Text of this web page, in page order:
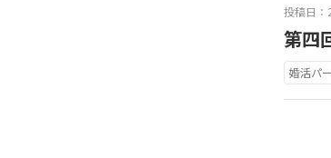
投稿日
第四
婚活パ